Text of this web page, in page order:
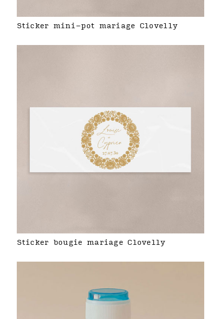
Sticker mini-pot mariage Clovelly
Sticker bougie mariage Clovelly